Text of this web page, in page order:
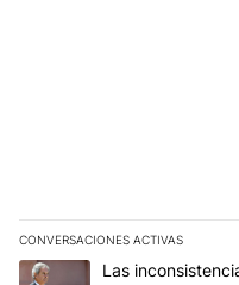
CONVERSACIONES ACTIVAS
Este listado muestra los
Un artículo de tendencia
Las